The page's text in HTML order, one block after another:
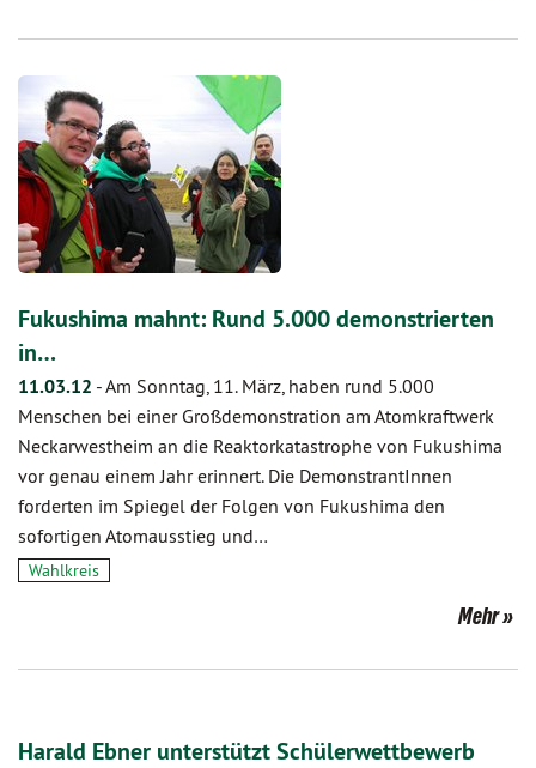
Fukushima mahnt: Rund 5.000 demonstrierten
in…
11.03.12 -Am Sonntag, 11. März, haben rund 5.000
Menschen bei einer Großdemonstration am Atomkraftwerk
Neckarwestheim an die Reaktorkatastrophe von Fukushima
vor genau einem Jahr erinnert. Die DemonstrantInnen
forderten im Spiegel der Folgen von Fukushima den
sofortigen Atomausstieg und…
Wahlkreis
Mehr
Harald Ebner unterstützt Schülerwettbewerb